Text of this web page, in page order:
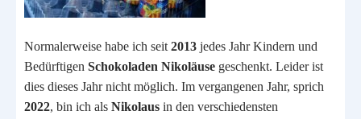
Normalerweise habe ich seit 2013 jedes Jahr Kindern und
Bedürftigen Schokoladen Nikoläuse geschenkt. Leider ist
dies dieses Jahr nicht möglich. Im vergangenen Jahr, sprich
2022, bin ich als Nikolaus in den verschiedensten